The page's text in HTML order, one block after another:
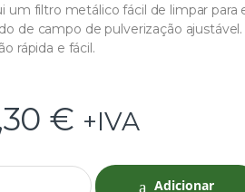
um filtro metálico fácil de limpar para
de campo de pulverização ajustável.
rápida e fácil.
€ +IVA
Adicionar